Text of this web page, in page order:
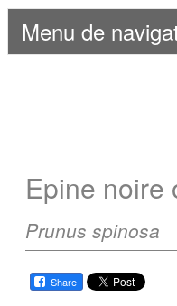
Menu de
Epine noire
Prunus spinosa
Share